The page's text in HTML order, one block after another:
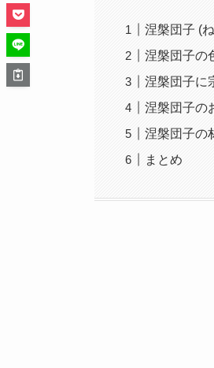
涅槃団子 (
涅槃団子の
涅槃団子に
涅槃団子の
涅槃団子の
まとめ